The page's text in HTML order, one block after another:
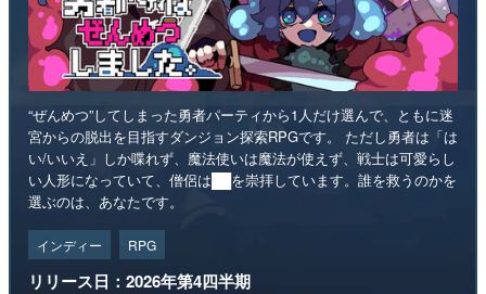
“ぜんめつ”してしまった勇者パーティから1人だけ選んで、ともに迷
宮からの脱出を目指すダンジョン探索RPGです。 ただし勇者は「は
い/いいえ」しか喋れず、魔法使いは魔法が使えず、戦士は可愛らし
い人形になっていて、僧侶は██を崇拝しています。誰を救うのかを
選ぶのは、あなたです。
インディー RPG
リリース日：2026年第4四半期